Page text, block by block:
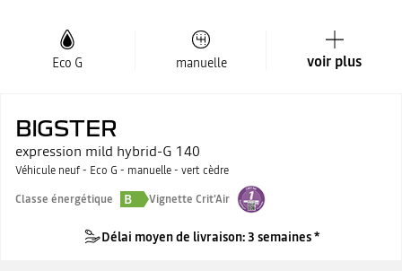
Eco G manuelle voir plus
BIGSTER
expression mild hybrid-G 140
Véhicule neuf - Eco G - manuelle - vert cèdre
Classe énergétique
B Vignette Crit'Air
Délai moyen de livraison: 3 semaines *